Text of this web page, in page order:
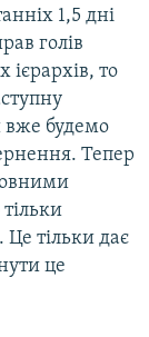
1,5 дні
голів
то
вже будемо
Тепер
Це тільки дає
це